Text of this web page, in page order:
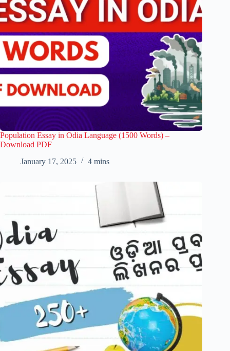
Population Essay in Odia Language (1500 Words) –
Download PDF
January 17, 2025
4 mins